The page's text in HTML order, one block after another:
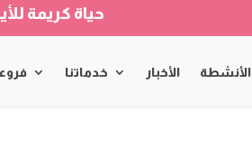
حياة كريمة
الأنشطة الأخبار خدماتنا